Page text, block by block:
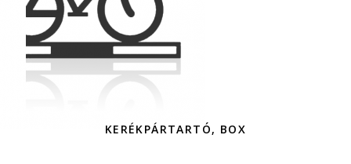
KERÉKPÁRTARTÓ, BOX